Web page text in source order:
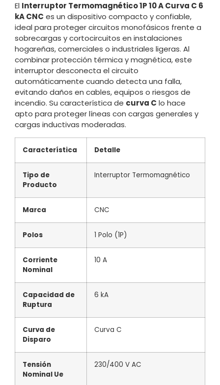
El Interruptor Termomagnético 1P 10 A Curva C 6
kA CNC es un dispositivo compacto y confiable,
ideal para proteger circuitos monofásicos frente a
sobrecargas y cortocircuitos en instalaciones
hogareñas, comerciales o industriales ligeras. Al
combinar protección térmica y magnética, este
interruptor desconecta el circuito
automáticamente cuando detecta una falla,
evitando daños en cables, equipos o riesgos de
incendio. Su característica de curva C lo hace
apto para proteger líneas con cargas generales y
cargas inductivas moderadas.
Característica Detalle
Tipo de
Producto
Interruptor Termomagnético
Marca CNC
Polos 1 Polo (1P)
Corriente
Nominal
10 A
Capacidad de
Ruptura
6 kA
Curva de
Disparo
Curva C
Tensión
Nominal Ue
230/400 V AC